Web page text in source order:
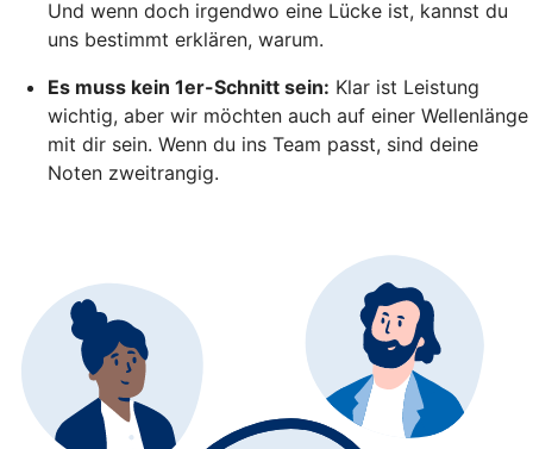
Und wenn doch irgendwo eine Lücke ist, kannst du
uns bestimmt erklären, warum.
Es muss kein 1er-Schnitt sein: Klar ist Leistung
wichtig, aber wir möchten auch auf einer Wellenlänge
mit dir sein. Wenn du ins Team passt, sind deine
Noten zweitrangig.